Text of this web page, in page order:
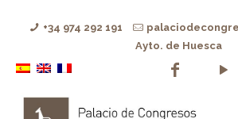
+34 974 292 191
Ayto. de Huesca